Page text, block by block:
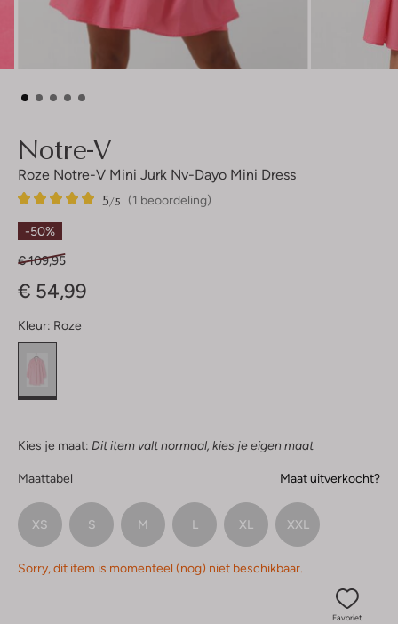
Notre-V
Roze Notre-V Mini Jurk Nv-Dayo Mini Dress
(1 beoordeling)
5/5
1
5
Sterren
-50%
€ 109,95
€ 54,99
Kleur: Roze
Kies je maat: Dit item valt normaal, kies je eigen maat
Maattabel Maat uitverkocht?
XS S M L XL XXL
Sorry, dit item is momenteel (nog) niet beschikbaar.
Favoriet